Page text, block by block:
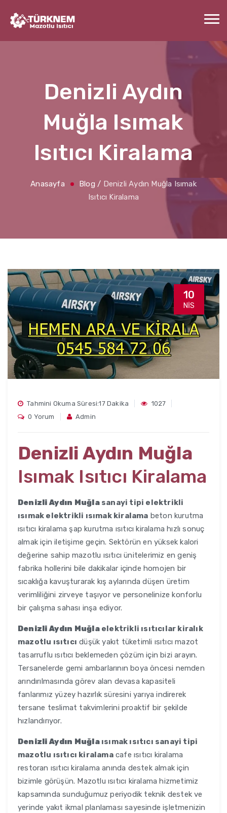
Denizli Aydın
Muğla Isımak
Isıtıcı Kiralama
Anasayfa Blog / Denizli Aydın Muğla Isımak
Isıtıcı Kiralama
10
NIS
Tahmini Okuma Süresi:17 Dakika
1027
0 Yorum
Admin
Denizli Aydın Muğla
Isımak Isıtıcı Kiralama
Denizli Aydın Muğlasanayi tipi elektrikli
ısımak elektrikli ısımak kiralama beton kurutma
ısıtıcı kiralama şap kurutma ısıtıcı kiralama hızlı sonuç
almak için iletişime geçin. Sektörün en yüksek kalori
değerine sahip mazotlu ısıtıcı ünitelerimiz en geniş
fabrika hollerini bile dakikalar içinde homojen bir
sıcaklığa kavuşturarak kış aylarında düşen üretim
verimliliğini zirveye taşıyor ve personelinize konforlu
bir çalışma sahası inşa ediyor.
Denizli Aydın Muğlaelektrikli ısıtıcılar kiralık
mazotlu ısıtıcı düşük yakıt tüketimli ısıtıcı mazot
tasarruflu ısıtıcı beklemeden çözüm için bizi arayın.
Tersanelerde gemi ambarlarının boya öncesi nemden
arındırılmasında görev alan devasa kapasiteli
fanlarımız yüzey hazırlık süresini yarıya indirerek
tersane teslimat takvimlerini proaktif bir şekilde
hızlandırıyor.
Denizli Aydın Muğlaısımak ısıtıcı sanayi tipi
mazotlu ısıtıcı kiralamacafe ısıtıcı kiralama
restoran ısıtıcı kiralama anında destek almak için
bizimle görüşün. Mazotlu ısıtıcı kiralama hizmetimiz
kapsamında sunduğumuz periyodik teknik destek ve
yerinde yakıt ikmal planlaması sayesinde işletmenizin